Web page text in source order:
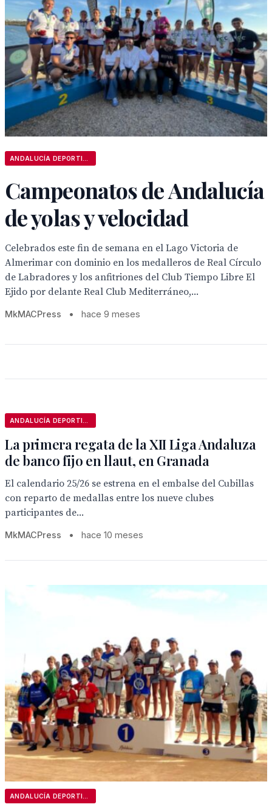
Campeonatos de Andalucía
de yolas y velocidad
Celebrados este fin de semana en el Lago Victoria de
Almerimar con dominio en los medalleros de Real Círculo
de Labradores y los anfitriones del Club Tiempo Libre El
Ejido por delante Real Club Mediterráneo,...
MkMACPress • hace 9 meses
La primera regata de la XII Liga Andaluza
de banco fijo en llaut, en Granada
El calendario 25/26 se estrena en el embalse del Cubillas
con reparto de medallas entre los nueve clubes
participantes de...
MkMACPress • hace 10 meses